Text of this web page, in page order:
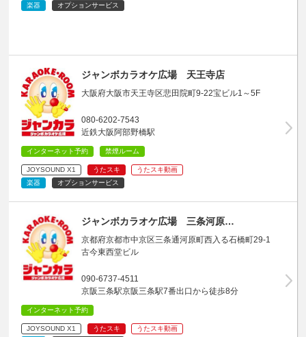
楽器
オプションサービス
ジャンボカラオケ広場 天王寺店
大阪府大阪市天王寺区悲田院町9-22宝ビル1～5F
080-6202-7543
近鉄大阪阿部野橋駅
インターネット予約 禁煙ルーム
JOYSOUND X1 うたスキ
うたスキ動画
楽器
オプションサービス
ジャンボカラオケ広場 三条河原…
京都府京都市中京区三条通河原町西入る石橋町29-1
古今東西堂ビル
090-6737-4511
京阪三条駅京阪三条駅7番出口から徒歩8分
インターネット予約
JOYSOUND X1 うたスキ
うたスキ動画